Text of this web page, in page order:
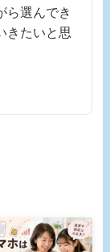
ら選んでき
きたいと思